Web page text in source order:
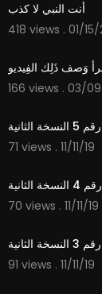
أنت النبي لا كذب
418 views . 01/
166 views . 03/
71 views . 11/11/19
70 views . 11/11/19
91 views . 11/11/19